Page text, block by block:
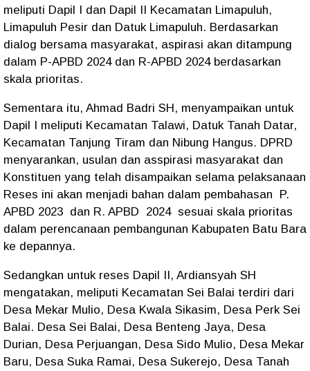
meliputi Dapil I dan Dapil II Kecamatan Limapuluh,
Limapuluh Pesir dan Datuk Limapuluh. Berdasarkan
dialog bersama masyarakat, aspirasi akan ditampung
dalam P-APBD 2024 dan R-APBD 2024 berdasarkan
skala prioritas.
Sementara itu, Ahmad Badri SH, menyampaikan untuk
Dapil I meliputi Kecamatan Talawi, Datuk Tanah Datar,
Kecamatan Tanjung Tiram dan Nibung Hangus. DPRD
menyarankan, usulan dan asspirasi masyarakat dan
Konstituen yang telah disampaikan selama pelaksanaan
Reses ini akan menjadi bahan dalam pembahasan P.
APBD 2023 dan R. APBD 2024 sesuai skala prioritas
dalam perencanaan pembangunan Kabupaten Batu Bara
ke depannya.
Sedangkan untuk reses Dapil II, Ardiansyah SH
mengatakan, meliputi Kecamatan Sei Balai terdiri dari
Desa Mekar Mulio, Desa Kwala Sikasim, Desa Perk Sei
Balai. Desa Sei Balai, Desa Benteng Jaya, Desa
Durian, Desa Perjuangan, Desa Sido Mulio, Desa Mekar
Baru, Desa Suka Ramai, Desa Sukerejo, Desa Tanah